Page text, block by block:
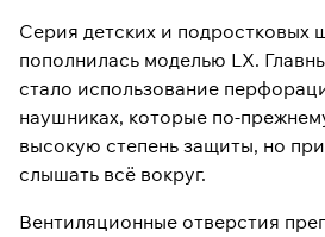
Серия детских и подростковых
пополнилась моделью LX.
стало использование
наушниках, которые по-
высокую степень защиты, но
слышать всё вокруг.
Вентиляционные отверстия